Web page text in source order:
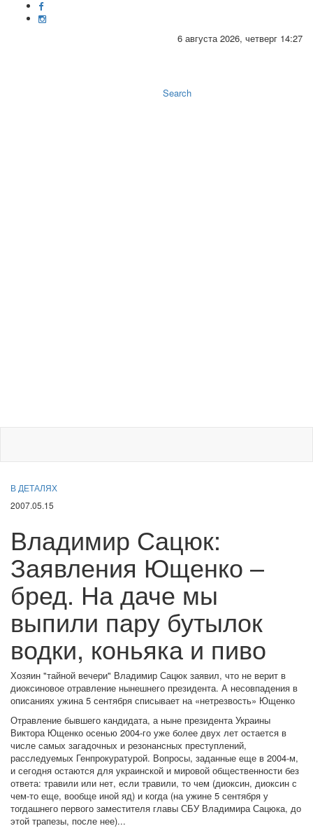
6 августа 2026, четверг 14:27
Search
В ДЕТАЛЯХ
2007.05.15
Владимир Сацюк:
Заявления Ющенко –
бред. На даче мы
выпили пару бутылок
водки, коньяка и пиво
Хозяин "тайной вечери" Владимир Сацюк заявил, что не верит в
диоксиновое отравление нынешнего президента. А несовпадения в
описаниях ужина 5 сентября списывает на «нетрезвость» Ющенко
Отравление бывшего кандидата, а ныне президента Украины
Виктора Ющенко осенью 2004-го уже более двух лет остается в
числе самых загадочных и резонансных преступлений,
расследуемых Генпрокуратурой. Вопросы, заданные еще в 2004-м,
и сегодня остаются для украинской и мировой общественности без
ответа: травили или нет, если травили, то чем (диоксин, диоксин с
чем-то еще, вообще иной яд) и когда (на ужине 5 сентября у
тогдашнего первого заместителя главы СБУ Владимира Сацюка, до
этой трапезы, после нее)...